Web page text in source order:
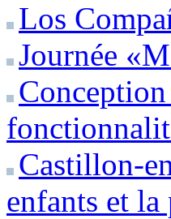
Los
Journée
Castillon-
enfants et la